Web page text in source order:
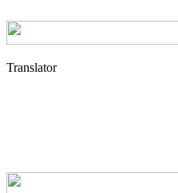
Translator